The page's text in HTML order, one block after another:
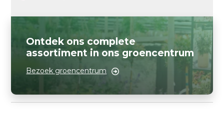
Ontdek ons complete
assortiment in ons groencentrum
Bezoek groencentrum